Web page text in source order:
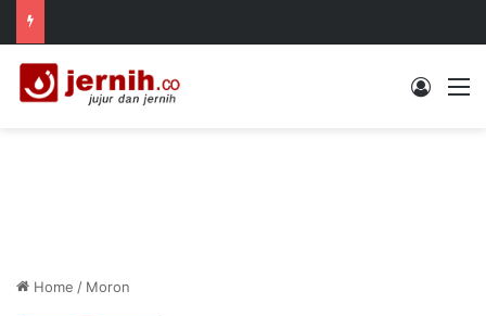
Log In
Home / Moron